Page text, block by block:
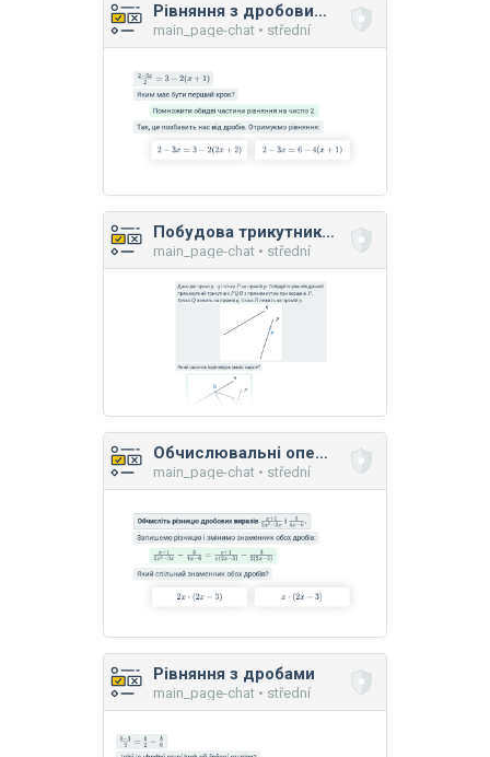
Рівняння з дробовими виразами
main_page-chat • střední
Побудова трикутників: рівнобедреного і рівностороннього
main_page-chat • střední
Обчислювальні операції з дробовими виразами
main_page-chat • střední
Рівняння з дробами
main_page-chat • střední